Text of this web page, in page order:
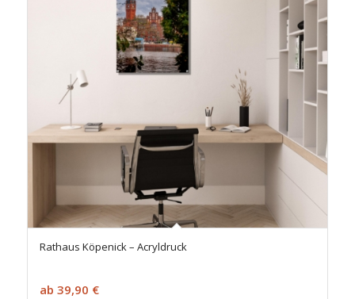
Rathaus Köpenick – Acryldruck
ab 39,90 €